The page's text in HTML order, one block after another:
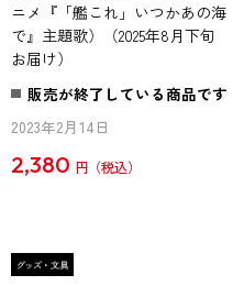
ニメ『「艦これ」いつかあの海
で』主題歌）（2025年8月下旬
お届け）
販売が終了している商品です
2023年2月14日
2,380 円